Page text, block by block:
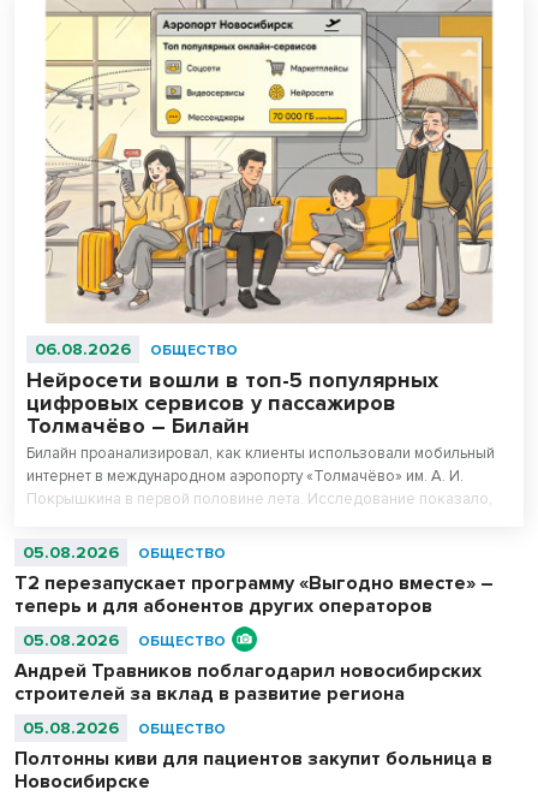
06.08.2026 ОБЩЕСТВО
Нейросети вошли в топ-5 популярных
цифровых сервисов у пассажиров
Толмачёво – Билайн
Билайн проанализировал, как клиенты использовали мобильный
интернет в международном аэропорту «Толмачёво» им. А. И.
Покрышкина в первой половине лета. Исследование показало,
сервисов у пассажиров 16–44 лет. При этом миллениалы (29–44
аэропорту.
05.08.2026 ОБЩЕСТВО
Т2 перезапускает программу «Выгодно вместе» –
теперь и для абонентов других операторов
05.08.2026 ОБЩЕСТВО
Андрей Травников поблагодарил новосибирских
строителей за вклад в развитие региона
05.08.2026 ОБЩЕСТВО
Полтонны киви для пациентов закупит больница в
Новосибирске